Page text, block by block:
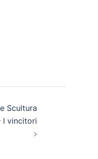
Scultura
I vincitori